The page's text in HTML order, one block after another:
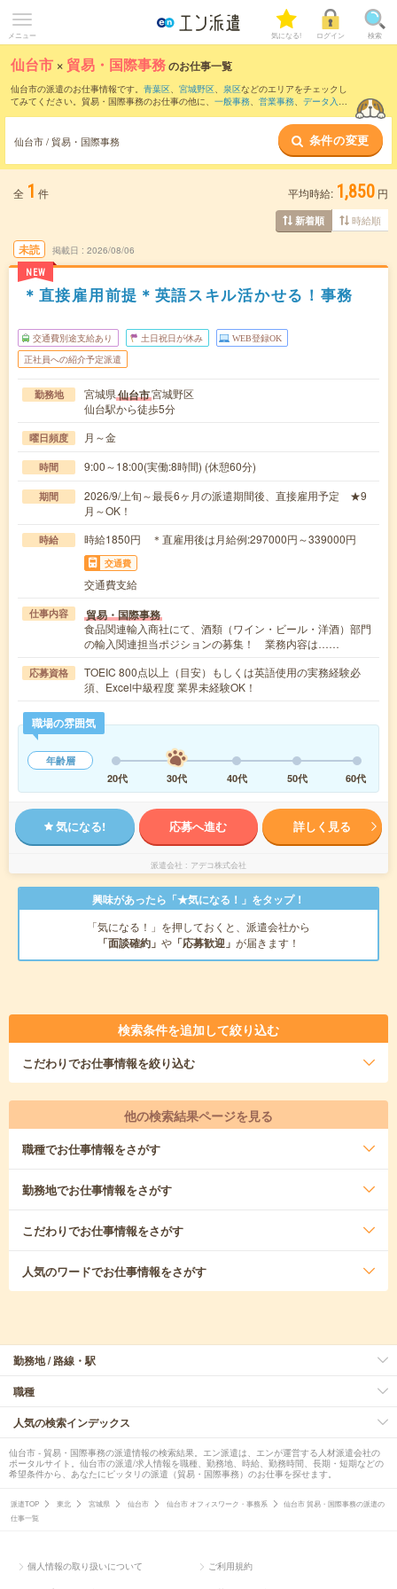
メニュー 気になる! ログイン 検索
仙台市 × 貿易・国際事務のお仕事一覧
仙台市の派遣のお仕事情報です。 青葉区、 宮城野区、 泉区などのエリアをチェックし
てみてください。貿易・国際事務のお仕事の他に、 一般事務、 営業事務、 データ入
貿易・国際事務の
お仕事とは？とは？
仙台市 / 貿易・国際事務 条件の変更
全 1 件 平均時給: 1,850 円
新着順 時給順
未読
NEW
掲載日 2026/08/06
＊直接雇用前提＊英語スキル活かせる！事務
交通費別途支給あり 土日祝日が休み WEB登録OK
正社員への紹介予定派遣
勤務地 宮城県仙台市宮城野区
仙台駅から徒歩5分
曜日頻度 月～金
時間 9:00～18:00(実働:8時間) (休憩60分)
期間
2026/9/上旬～最長6ヶ月の派遣期間後、直接雇用予定 ★9
月～OK！
時給 時給1850円 ＊直雇用後は月給例:297000円～339000円
交通費
交通費支給
仕事内容 貿易・国際事務
食品関連輸入商社にて、酒類（ワイン・ビール・洋酒）部門
の輸入関連担当ポジションの募集！ 業務内容は……
応募資格
TOEIC 800点以上（目安）もしくは英語使用の実務経験必
須、Excel中級程度 業界未経験OK！
職場の雰囲気
年齢層
20代
30代 40代 50代 60代
気になる! 応募へ進む 詳しく見る
派遣会社 アデコ株式会社
興味があったら「★気になる！」をタップ！
「気になる！」を押しておくと、派遣会社から
「面談確約」 や 「応募歓迎」 が届きます！
検索条件を追加して絞り込む
こだわりでお仕事情報を絞り込む
他の検索結果ページを見る
職種でお仕事情報をさがす
勤務地でお仕事情報をさがす
こだわりでお仕事情報をさがす
人気のワードでお仕事情報をさがす
勤務地 / 路線・駅
職種
人気の検索インデックス
仙台市 - 貿易・国際事務の派遣情報の検索結果。エン派遣は、エンが運営する人材派遣会社の
ポータルサイト。仙台市の派遣/求人情報を職種、勤務地、時給、勤務時間、長期・短期などの
希望条件から、あなたにピッタリの派遣（貿易・国際事務）のお仕事を探せます。
派遣TOP 東北 宮城県 仙台市 仙台市 オフィスワーク・事務系
仙台市 貿易・国際事務の派遣の
仕事一覧
個人情報の取り扱いについて ご利用規約